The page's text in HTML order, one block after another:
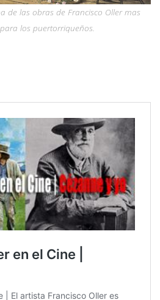
de las obras de Francisco Oller mas
los puertorriqueños.